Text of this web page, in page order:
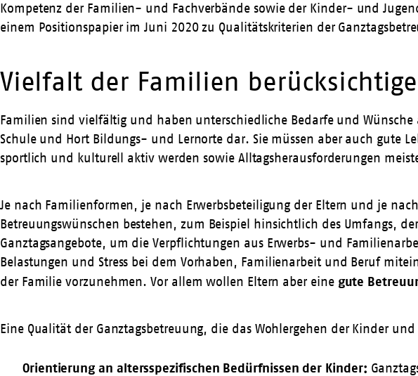
Kompetenz der Familien- und Fachverbände sowie der Kinder- und
einem Positionspapierim Juni 2020 zu Qualitätskriterien der
Vielfalt der Familien
Familien sind vielfältig und haben unterschiedliche Bedarfe und
Schule und Hort Bildungs- und Lernorte dar. Sie müssen aber auch gute
sportlich und kulturell aktiv werden sowie Alltagsherausforderungen
Je nach Familienformen, je nach Erwerbsbeteiligung der Eltern und je
Betreuungswünschen bestehen, zum Beispiel hinsichtlich des Umfangs,
Ganztagsangebote, um die Verpflichtungen aus Erwerbs- und
Belastungen und Stress bei dem Vorhaben, Familienarbeit und Beruf
der Familie vorzunehmen. Vor allem wollen Eltern aber eine gute
Eine Qualität der Ganztagsbetreuung, die das Wohlergehen der Kinder
Orientierung an altersspezifischen Bedürfnissen der Kinder: